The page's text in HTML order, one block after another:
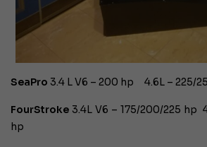
SeaPro 3.4 L V6 – 200 hp 4.6L – 225/
FourStroke 3.4L V6 – 175/200/225 hp
hp